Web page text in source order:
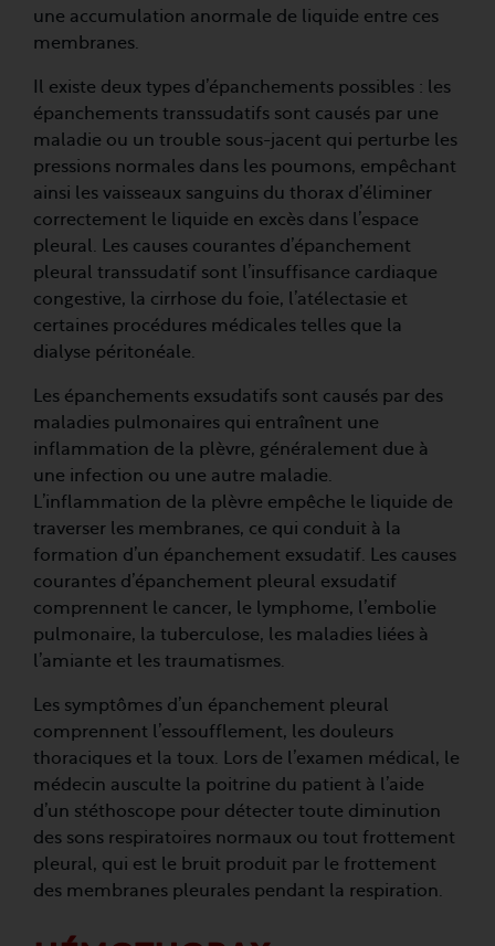
une accumulation anormale de liquide entre ces
membranes.
Il existe deux types d’épanchements possibles : les
épanchements transsudatifs sont causés par une
maladie ou un trouble sous-jacent qui perturbe les
pressions normales dans les poumons, empêchant
ainsi les vaisseaux sanguins du thorax d’éliminer
correctement le liquide en excès dans l’espace
pleural. Les causes courantes d’épanchement
pleural transsudatif sont l’insuffisance cardiaque
congestive, la cirrhose du foie, l’atélectasie et
certaines procédures médicales telles que la
dialyse péritonéale.
Les épanchements exsudatifs sont causés par des
maladies pulmonaires qui entraînent une
inflammation de la plèvre, généralement due à
une infection ou une autre maladie.
L’inflammation de la plèvre empêche le liquide de
traverser les membranes, ce qui conduit à la
formation d’un épanchement exsudatif. Les causes
courantes d’épanchement pleural exsudatif
comprennent le cancer, le lymphome, l’embolie
pulmonaire, la tuberculose, les maladies liées à
l’amiante et les traumatismes.
Les symptômes d’un épanchement pleural
comprennent l’essoufflement, les douleurs
thoraciques et la toux. Lors de l’examen médical, le
médecin ausculte la poitrine du patient à l’aide
d’un stéthoscope pour détecter toute diminution
des sons respiratoires normaux ou tout frottement
pleural, qui est le bruit produit par le frottement
des membranes pleurales pendant la respiration.